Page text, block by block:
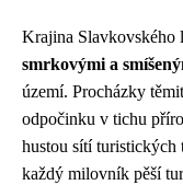
Krajina Slavkovského
smrkovými a
území. Procházky
odpočinku v tichu
hustou sítí turistických
každý milovník pěší